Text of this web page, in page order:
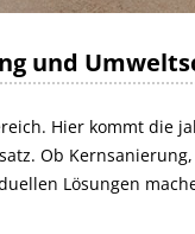
und
Hier kommt die
Ob
Lösungen